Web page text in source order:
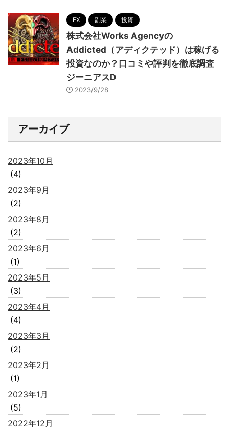
FX 副業 投資
株式会社Works Agencyの
Addicted（アディクテッド）は稼げる
投資なのか？口コミや評判を徹底調査
ジーニアスD
2023/9/28
アーカイブ
2023年10月
(4)
2023年9月
(2)
2023年8月
(2)
2023年6月
(1)
2023年5月
(3)
2023年4月
(4)
2023年3月
(2)
2023年2月
(1)
2023年1月
(5)
2022年12月